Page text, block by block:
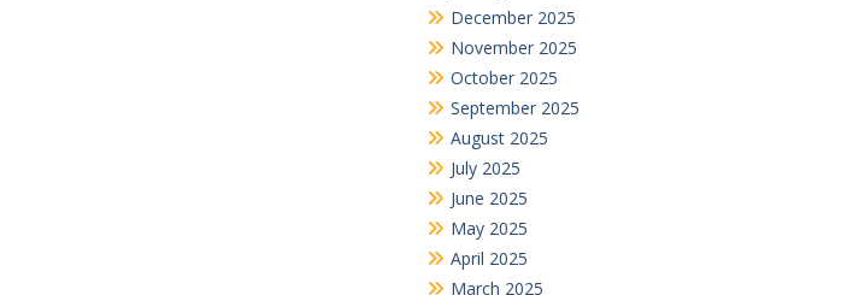
December 2025
November 2025
October 2025
September 2025
August 2025
July 2025
June 2025
May 2025
April 2025
March 2025